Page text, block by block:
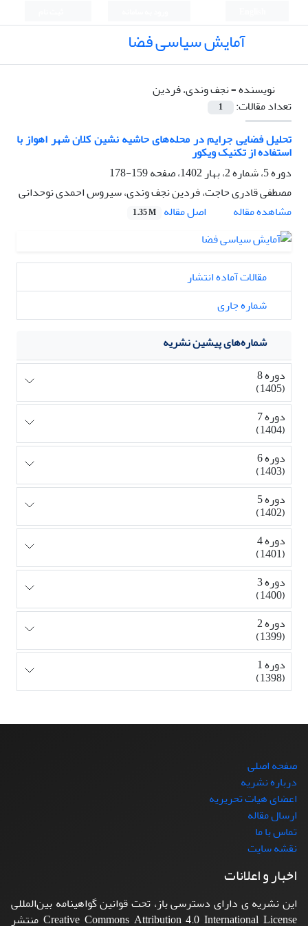
آمایش سیاسی فضا
نویسنده =نجف وندی، فردین
تعداد مقالات:
1
تحلیل فضایی جرایم در محله‌های حاشیه نشین کلان شهر اهواز با
استفاده از تکنیک ویکور
دوره 5، شماره 2، بهار 1402، صفحه
159-178
مصطفی قادری حاجت، فردین نجف وندی، سیروس احمدی نوحدانی
مشاهده مقاله
اصل مقاله 1.35 M
مقالات آماده انتشار
شماره جاری
شماره‌های پیشین نشریه
دوره 8
(1405)
دوره 7
(1404)
دوره 6
(1403)
دوره 5
(1402)
دوره 4
(1401)
دوره 3
(1400)
دوره 2
(1399)
دوره 1
(1398)
صفحه اصلی
درباره نشریه
اعضای هیات تحریریه
ارسال مقاله
تماس با ما
نقشه سایت
اخبار و اعلانات
این نشریه ی دارای دسترسی باز، تحت قوانین گواهینامه بین‌المللی
Creative Commons Attribution 4.0 International License منتشر